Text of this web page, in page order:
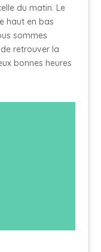
du matin. Le
haut en bas
sommes
retrouver la
bonnes heures